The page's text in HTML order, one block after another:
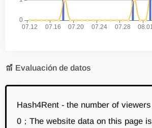
Evaluación de datos
Hash4Rent - the number of
0；The website data on this page